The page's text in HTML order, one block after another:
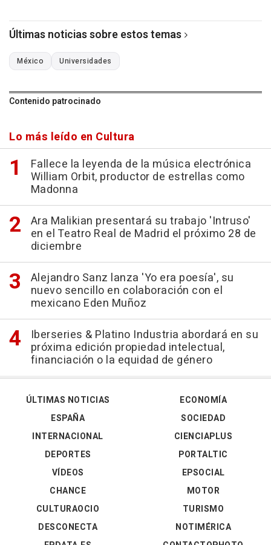
Últimas noticias sobre estos temas
México Universidades
Contenido patrocinado
Lo más leído en Cultura
Fallece la leyenda de la música electrónica
William Orbit, productor de estrellas como
Madonna
Ara Malikian presentará su trabajo 'Intruso'
en el Teatro Real de Madrid el próximo 28 de
diciembre
Alejandro Sanz lanza 'Yo era poesía', su
nuevo sencillo en colaboración con el
mexicano Eden Muñoz
Iberseries & Platino Industria abordará en su
próxima edición propiedad intelectual,
financiación o la equidad de género
ÚLTIMAS NOTICIAS
ESPAÑA
INTERNACIONAL
DEPORTES
VÍDEOS
ECONOMÍA
SOCIEDAD
CIENCIAPLUS
PORTALTIC
EPSOCIAL
CHANCE
CULTURAOCIO
DESCONECTA
MOTOR
TURISMO
NOTIMÉRICA